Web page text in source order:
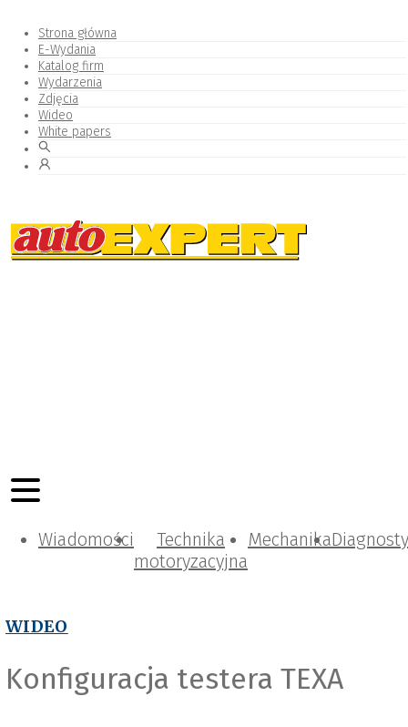
Strona główna
E-Wydania
Katalog firm
Wydarzenia
Zdjęcia
Wideo
White papers
Wiadomości
Technika
motoryzacyjna
Mechanika
WIDEO
Konfiguracja testera TEXA